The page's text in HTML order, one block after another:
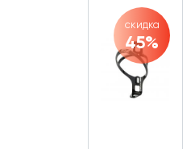
скидка
45%